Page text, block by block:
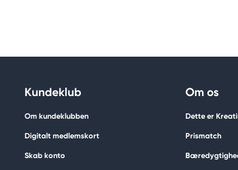
Kundeklub
Om kundeklubben
Digitalt medlemskort
Skab konto
Om os
Dette er
Prismatch